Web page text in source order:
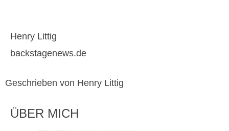
Henry Littig
backstagenews.de
Geschrieben von Henry Littig
ÜBER MICH